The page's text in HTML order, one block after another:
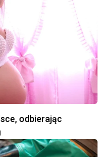
odbierając